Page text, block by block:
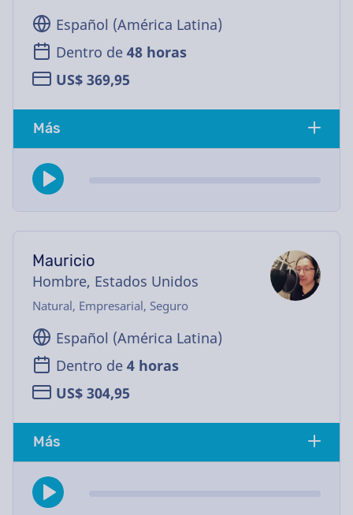
Español (América Latina)
Dentro de 48 horas
US$ 369,95
Más
Mauricio
Hombre, Estados Unidos
Natural, Empresarial, Seguro
Español (América Latina)
Dentro de 4 horas
US$ 304,95
Más